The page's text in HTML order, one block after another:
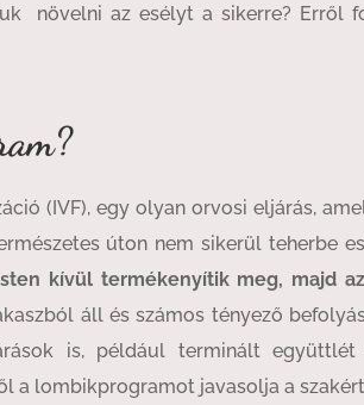
növelni az esélyt a sikerre? Erről
(IVF), egy olyan orvosi eljárás,
úton nem sikerül teherbe
kívül termékenyítik meg, majd
áll és számos tényező
is, például terminált
a lombikprogramot javasolja a